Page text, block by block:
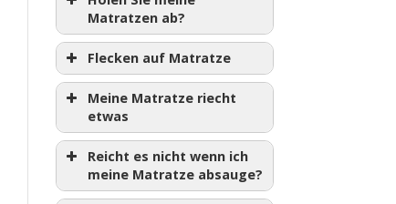
Matratzen ab?
Flecken auf Matratze
Meine Matratze riecht
etwas
Reicht es nicht wenn ich
meine Matratze absauge?